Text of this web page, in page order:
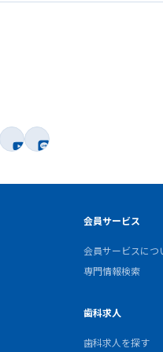
会員サービス
会員サービスにつ
専門情報検索
歯科求人
歯科求人を探す